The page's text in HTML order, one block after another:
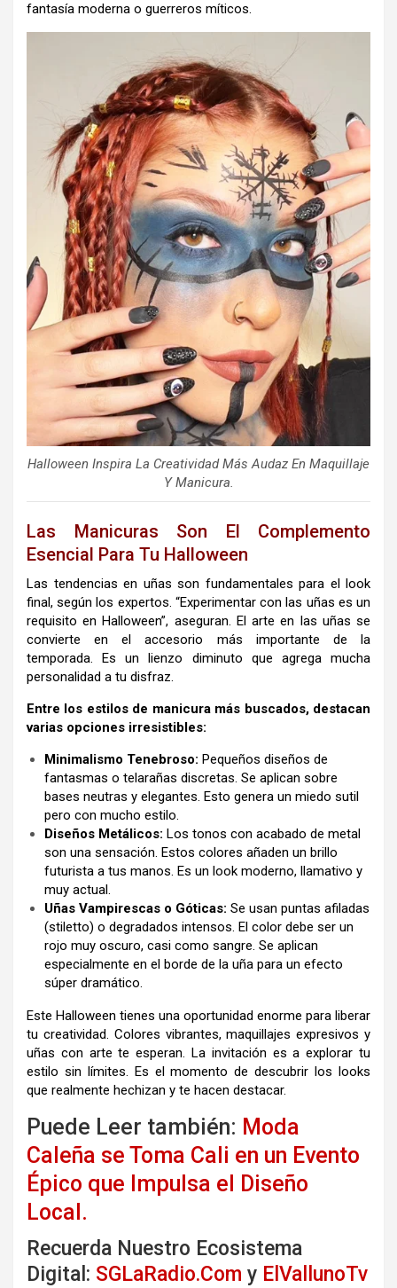
fantasía moderna o guerreros míticos.
Halloween Inspira La Creatividad Más Audaz En Maquillaje
Y Manicura.
Las Manicuras Son El Complemento
Esencial Para Tu Halloween
Las tendencias en uñas son fundamentales para el look
final, según los expertos. “Experimentar con las uñas es un
requisito en Halloween”, aseguran. El arte en las uñas se
convierte en el accesorio más importante de la
temporada. Es un lienzo diminuto que agrega mucha
personalidad a tu disfraz.
Entre los estilos de manicura más buscados, destacan
varias opciones irresistibles:
Minimalismo Tenebroso: Pequeños diseños de
fantasmas o telarañas discretas. Se aplican sobre
bases neutras y elegantes. Esto genera un miedo sutil
pero con mucho estilo.
Diseños Metálicos: Los tonos con acabado de metal
son una sensación. Estos colores añaden un brillo
futurista a tus manos. Es un look moderno, llamativo y
muy actual.
Uñas Vampirescas o Góticas: Se usan puntas afiladas
(stiletto) o degradados intensos. El color debe ser un
rojo muy oscuro, casi como sangre. Se aplican
especialmente en el borde de la uña para un efecto
súper dramático.
Este Halloween tienes una oportunidad enorme para liberar
tu creatividad. Colores vibrantes, maquillajes expresivos y
uñas con arte te esperan. La invitación es a explorar tu
estilo sin límites. Es el momento de descubrir los looks
que realmente hechizan y te hacen destacar.
Puede Leer también: Moda
Caleña se Toma Cali en un Evento
Épico que Impulsa el Diseño
Local.
Recuerda Nuestro Ecosistema
Digital: SGLaRadio.Com y ElVallunoTv